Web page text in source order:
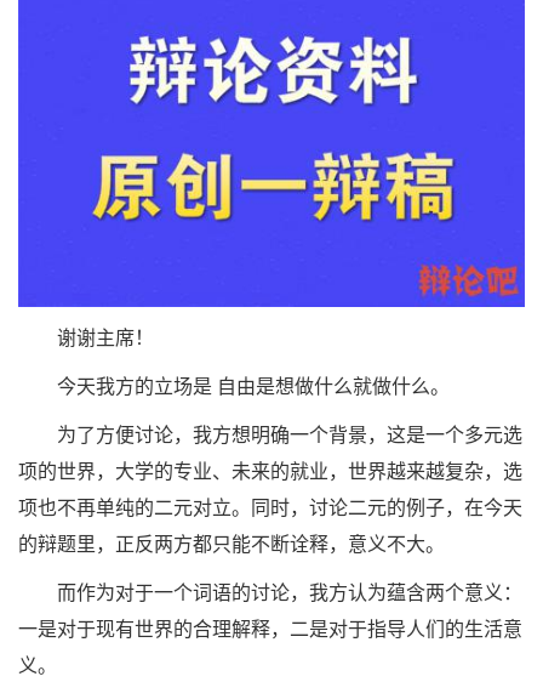
谢谢主席！
今天我方的立场是 自由是想做什么就做什么。
为了方便讨论，我方想明确一个背景，这是一个多元选
项的世界，大学的专业、未来的就业，世界越来越复杂，选
项也不再单纯的二元对立。同时，讨论二元的例子，在今天
的辩题里，正反两方都只能不断诠释，意义不大。
而作为对于一个词语的讨论，我方认为蕴含两个意义：
一是对于现有世界的合理解释，二是对于指导人们的生活意
义。